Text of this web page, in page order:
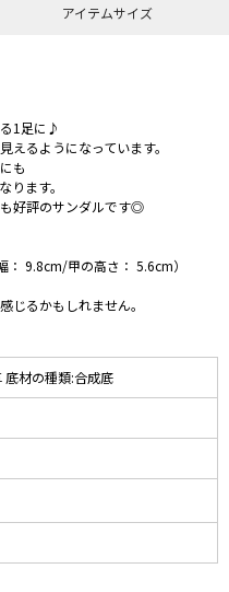
アイテムサイズ
1足に♪
えるようになっています。
も
ります。
好評のサンダルです◎
9.8cm/甲の高さ： 5.6cm）
じるかもしれません。
底材の種類:合成底